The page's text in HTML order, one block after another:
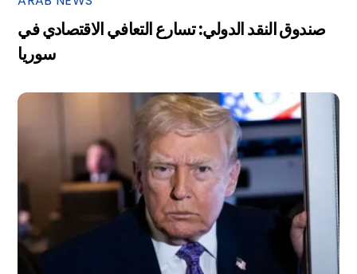
صندوق النقد الدولي: تسارع التعافي الاقتصادي في
سوريا